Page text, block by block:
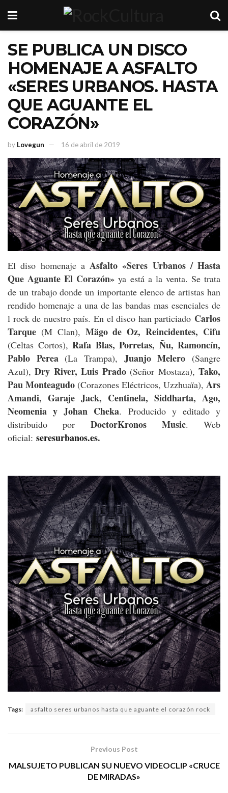
SE PUBLICA UN DISCO
HOMENAJE A ASFALTO
«SERES URBANOS. HASTA
QUE AGUANTE EL
CORAZÓN»
by Lovegun 16 de abril de 2019
El diso homenaje aAsfalto «Seres Urbanos / Hasta
Que Aguante El Corazón» ya está a la venta. Se trata
de un trabajo donde un importante elenco de artistas han
rendido homenaje a una de las bandas mas esenciales de
l rock de nuestro país. En el disco han particiado Carlos
Tarque (M Clan), Mägo de Oz, Reincidentes, Cifu
(Celtas Cortos), Rafa Blas, Porretas, Ñu, Ramoncín,
Pablo Perea(La Trampa), Juanjo Melero (Sangre
Azul),Dry River, Luis Prado(Señor Mostaza),Tako,
Pau Monteagudo (Corazones Eléctricos, Uzzhuaïa), Ars
Amandi, Garaje Jack, Centinela, Siddharta, Ago,
Neomenia y Johan Cheka. Producido y editado y
distribuido por DoctorKronos Music. Web
oficial: seresurbanos.es.
Tags: asfalto seres urbanos hasta que aguante el corazón rock
Previous Post
MALSUJETO PUBLICAN SU NUEVO VIDEOCLIP «CRUCE
DE MIRADAS»